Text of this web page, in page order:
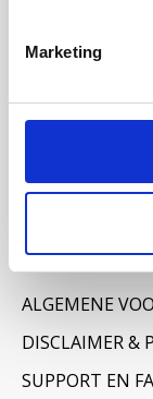
Marketing
Registreren
Mijn tickets
OVER ONS
ALGEMENE
DISCLAIMER &
SUPPORT EN